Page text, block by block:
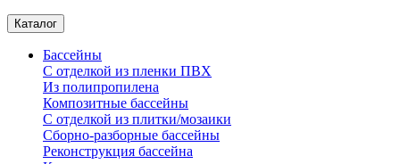
Каталог
Бассейны
С отделкой из пленки ПВХ
Из полипропилена
Композитные бассейны
С отделкой из плитки/мозаики
Сборно-разборные бассейны
Реконструкция бассейна